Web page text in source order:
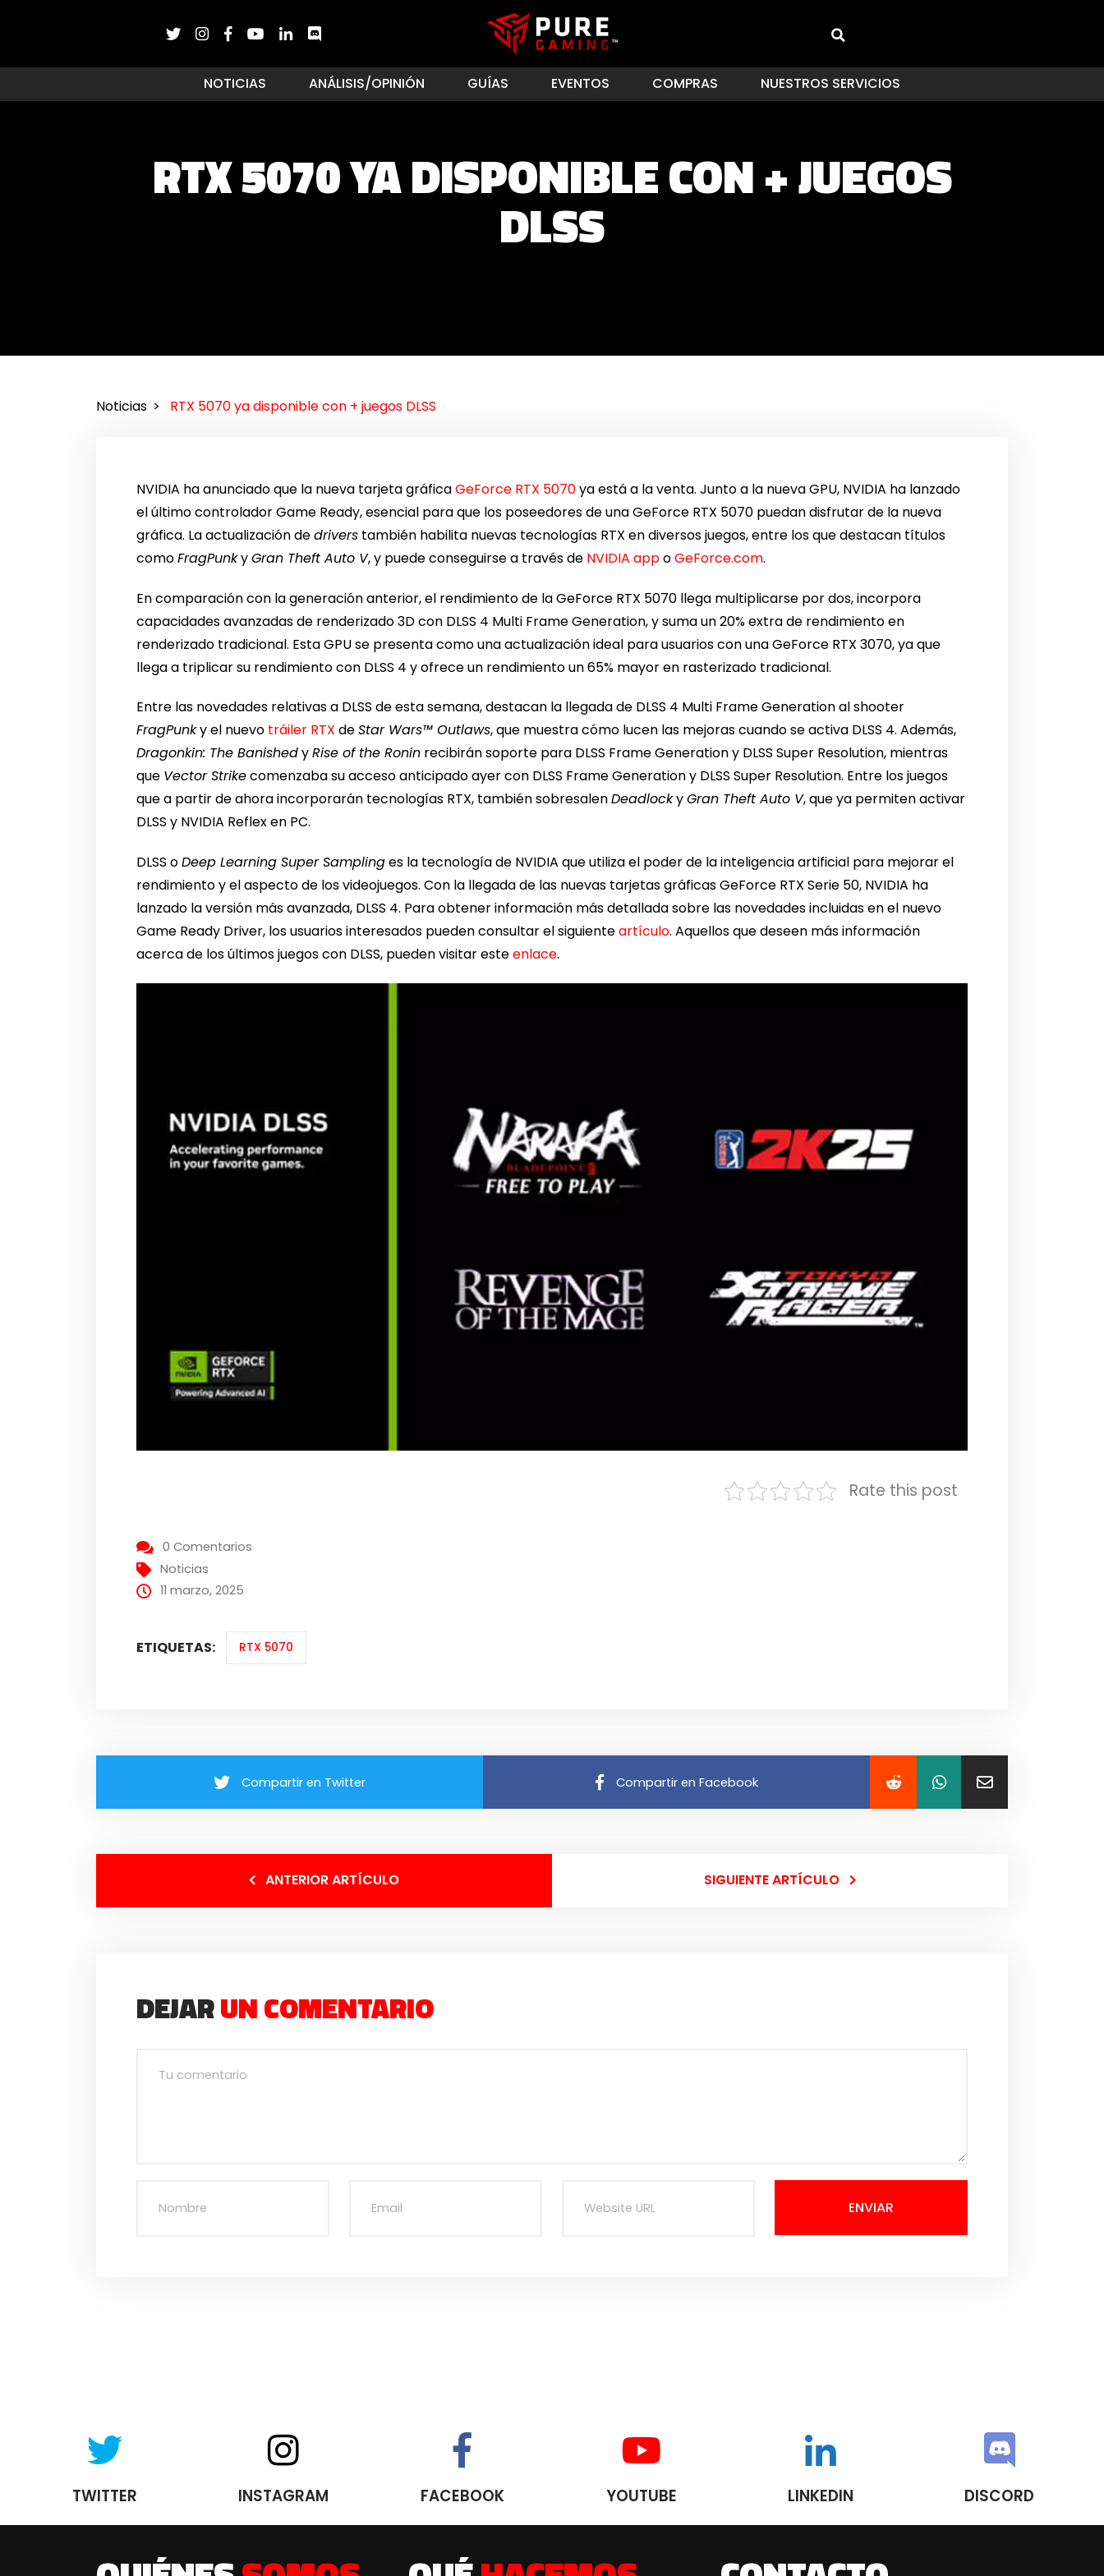
NOTICIAS ANÁLISIS/OPINIÓN GUÍAS EVENTOS COMPRAS NUESTROS SERVICIOS
RTX 5070 YA DISPONIBLE CON + JUEGOS
DLSS
Noticias RTX 5070 ya disponible con + juegos DLSS
NVIDIA ha anunciado que la nueva tarjeta gráficaGeForce RTX 5070ya está a la venta. Junto a la nueva GPU, NVIDIA ha lanzado
el último controlador Game Ready, esencial para que los poseedores de una GeForce RTX 5070 puedan disfrutar de la nueva
gráfica. La actualización dedrivers también habilita nuevas tecnologías RTX en diversos juegos, entre los que destacan títulos
comoFragPunkyGran Theft Auto V, y puede conseguirse a través de NVIDIA appoGeForce.com.
En comparación con la generación anterior, el rendimiento de la GeForce RTX 5070 llega multiplicarse por dos, incorpora
capacidades avanzadas de renderizado 3D con DLSS 4 Multi Frame Generation, y suma un 20% extra de rendimiento en
renderizado tradicional. Esta GPU se presenta como una actualización ideal para usuarios con una GeForce RTX 3070, ya que
llega a triplicar su rendimiento con DLSS 4 y ofrece un rendimiento un 65% mayor en rasterizado tradicional.
Entre las novedades relativas a DLSS de esta semana, destacan la llegada de DLSS 4 Multi Frame Generation al shooter
FragPunky el nuevo tráiler RTX deStar Wars™ Outlaws, que muestra cómo lucen las mejoras cuando se activa DLSS 4. Además,
Dragonkin: The BanishedyRise of the Ronin recibirán soporte para DLSS Frame Generation y DLSS Super Resolution, mientras
que Vector Strikecomenzaba su acceso anticipado ayer con DLSS Frame Generation y DLSS Super Resolution. Entre los juegos
que a partir de ahora incorporarán tecnologías RTX, también sobresalenDeadlockyGran Theft Auto V, que ya permiten activar
DLSS y NVIDIA Reflex en PC.
DLSS oDeep Learning Super Samplinges la tecnología de NVIDIA que utiliza el poder de la inteligencia artificial para mejorar el
rendimiento y el aspecto de los videojuegos. Con la llegada de las nuevas tarjetas gráficas GeForce RTX Serie 50, NVIDIA ha
lanzado la versión más avanzada, DLSS 4. Para obtener información más detallada sobre las novedades incluidas en el nuevo
Game Ready Driver, los usuarios interesados pueden consultar el siguienteartículo. Aquellos que deseen más información
acerca de los últimos juegos con DLSS, pueden visitar esteenlace.
Rate this post
0 Comentarios
Noticias
11 marzo, 2025
ETIQUETAS: RTX 5070
Compartir en Twitter Compartir en Facebook
ANTERIOR ARTÍCULO SIGUIENTE ARTÍCULO
DEJARUN COMENTARIO
ENVIAR
TWITTER INSTAGRAM FACEBOOK YOUTUBE LINKEDIN DISCORD